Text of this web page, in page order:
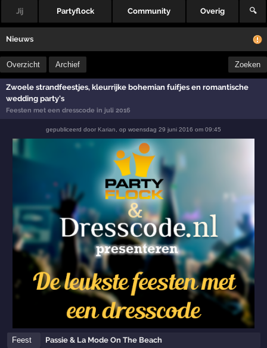
Jij Partyflock Community Overig 🔍
Nieuws
Overzicht Archief Zoeken
Zwoele strandfeestjes, kleurrijke bohemian fuifjes en romantische
wedding party's
Feesten met een dresscode in juli 2016
gepubliceerd door Karian op woensdag 29 juni 2016 om 09:45
Feest
Passie & La Mode On The Beach